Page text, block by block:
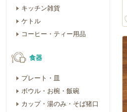
キッチン雑貨
ケトル
コーヒー・ティー用品
食器
プレート・皿
ボウル・お椀・飯碗
カップ・湯のみ・そば猪口